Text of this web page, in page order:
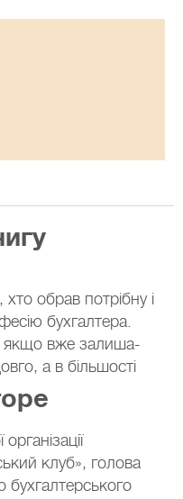
обрав потрібну і
бухгалтера.
якщо вже залиша-
а в більшості
багато
склався
як офісного
саквояжем. Але
Бухгалтери — це
клуб», голова
бухгалтерського